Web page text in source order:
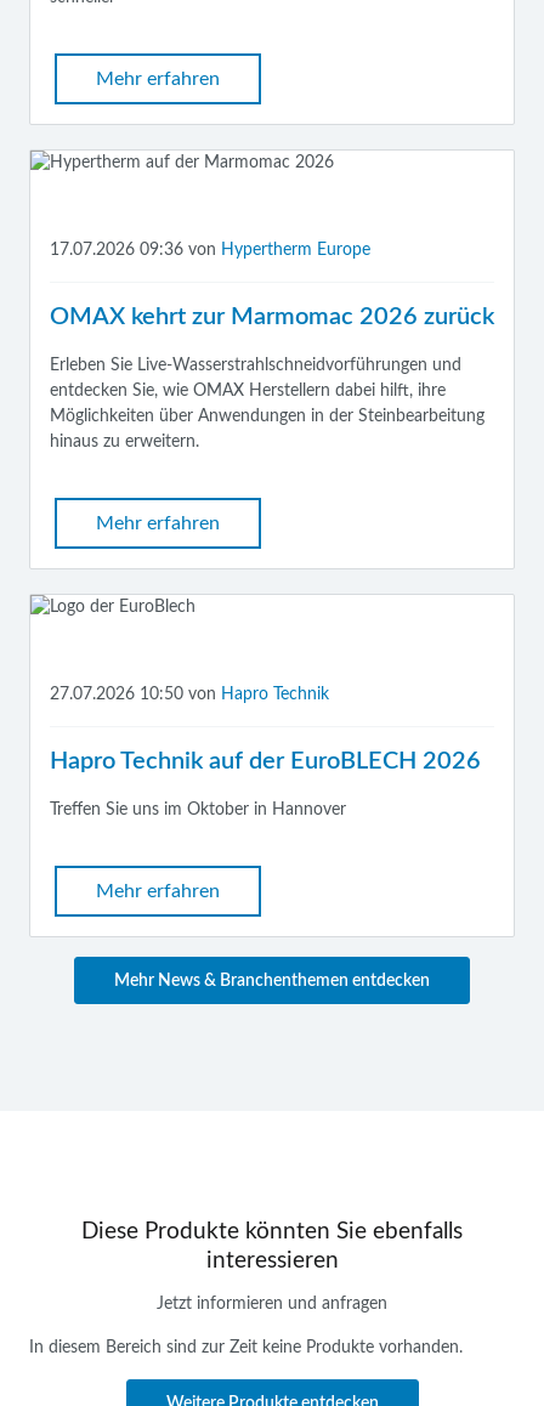
Mehr erfahren
17.07.2026 09:36 von Hypertherm Europe
OMAX kehrt zur Marmomac 2026 zurück
Erleben Sie Live-Wasserstrahlschneidvorführungen und
entdecken Sie, wie OMAX Herstellern dabei hilft, ihre
Möglichkeiten über Anwendungen in der Steinbearbeitung
hinaus zu erweitern.
Mehr erfahren
27.07.2026 10:50 von Hapro Technik
Hapro Technik auf der EuroBLECH 2026
Treffen Sie uns im Oktober in Hannover
Mehr erfahren
Mehr News & Branchenthemen entdecken
Diese Produkte könnten Sie ebenfalls
interessieren
Jetzt informieren und anfragen
In diesem Bereich sind zur Zeit keine Produkte vorhanden.